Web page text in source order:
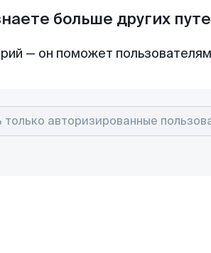
больше других
— он поможет